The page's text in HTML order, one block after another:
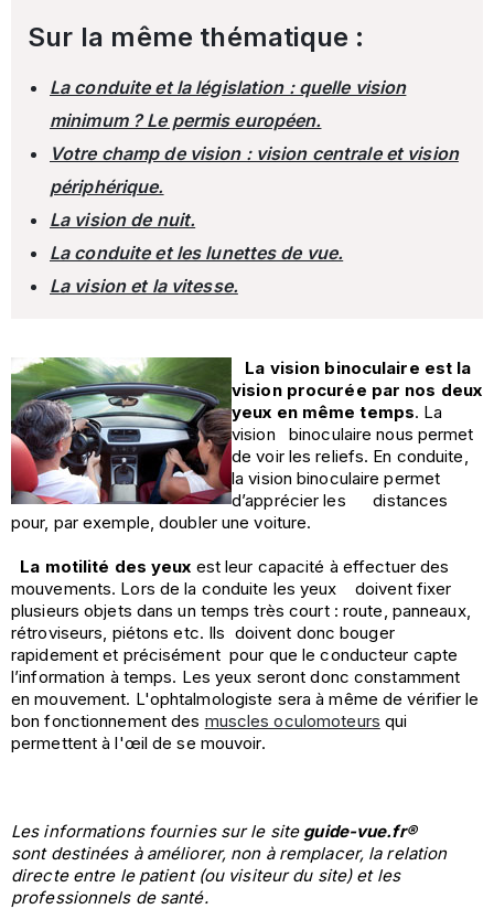
Sur la même thématique :
La conduite et la législation : quelle vision
minimum ? Le permis européen.
Votre champ de vision : vision centrale et vision
périphérique.
La vision de nuit.
La conduite et les lunettes de vue.
La vision et la vitesse.
La vision binoculaire est la
vision procurée par nos deux
yeux en même temps. La
vision binoculaire nous permet
de voir les reliefs. En conduite,
la vision binoculaire permet
d’apprécier les distances
pour, par exemple, doubler une voiture.
La motilité des yeux est leur capacité à effectuer des
mouvements. Lors de la conduite les yeux doivent fixer
plusieurs objets dans un temps très court : route, panneaux,
rétroviseurs, piétons etc. Ils doivent donc bouger
rapidement et précisément pour que le conducteur capte
l’information à temps. Les yeux seront donc constamment
en mouvement. L'ophtalmologiste sera à même de vérifier le
bon fonctionnement des muscles oculomoteurs qui
permettent à l'œil de se mouvoir.
Les informations fournies sur le site guide-vue.fr®
sont destinées à améliorer, non à remplacer, la relation
directe entre le patient (ou visiteur du site) et les
professionnels de santé.